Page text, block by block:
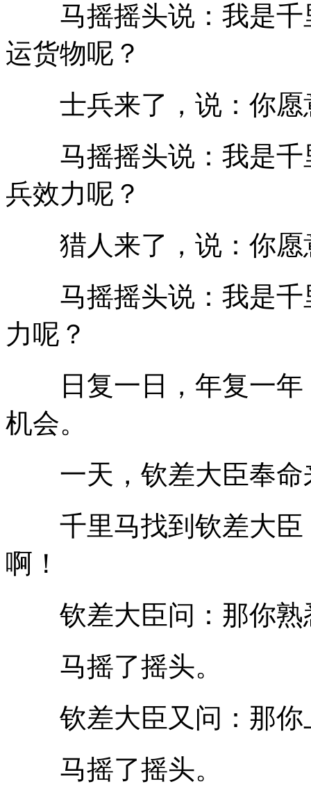
马摇摇头说：我是千
运货物呢？
士兵来了，说：你愿
马摇摇头说：我是千
兵效力呢？
猎人来了，说：你愿
马摇摇头说：我是千
力呢？
日复一日，年复一年
机会。
一天，钦差大臣奉命
千里马找到钦差大臣
啊！
钦差大臣问：那你熟
马摇了摇头。
钦差大臣又问：那你
马摇了摇头。